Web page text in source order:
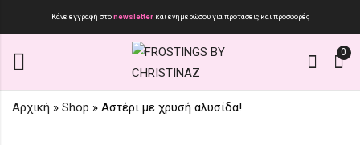
Κάνε εγγραφή στοnewsletter και ενημερώσου για προτάσεις και προσφορές
0
Αρχική » Shop » Αστέρι με χρυσή αλυσίδα!